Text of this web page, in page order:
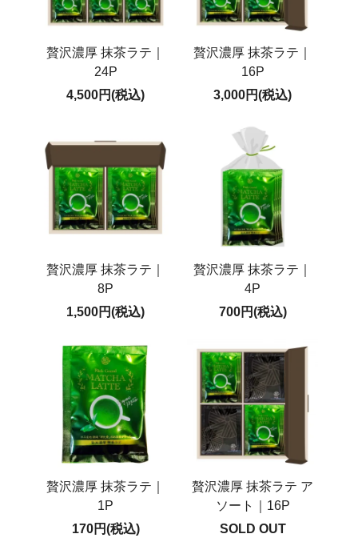
贅沢濃厚 抹茶ラテ｜
24P
4,500円(税込)
贅沢濃厚 抹茶ラテ｜
16P
3,000円(税込)
贅沢濃厚 抹茶ラテ｜
8P
1,500円(税込)
贅沢濃厚 抹茶ラテ｜
4P
700円(税込)
贅沢濃厚 抹茶ラテ｜
1P
170円(税込)
贅沢濃厚 抹茶ラテ ア
ソート｜16P
SOLD OUT